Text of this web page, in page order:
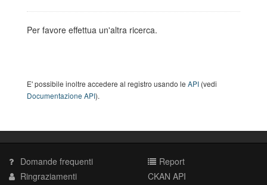
Per favore effettua un'altra ricerca.
E' possibile inoltre accedere al registro usando le API (vedi
Documentazione API).
Domande frequenti
Ringraziamenti
Report
CKAN API